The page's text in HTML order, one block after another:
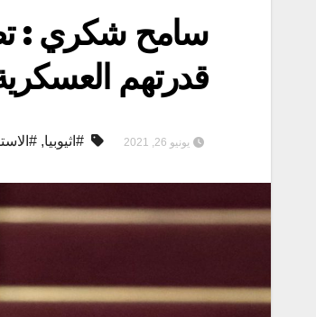
سامح شكري :
قدرتهم
يونيو 26, 2021 #اثيوبيا,